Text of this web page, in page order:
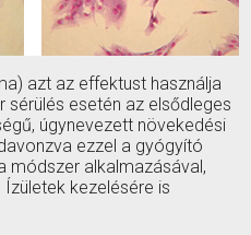
azt az effektust használja
sérülés esetén az elsődleges
úgynevezett növekedési
ezzel a gyógyító
módszer alkalmazásával,
kezelésére is